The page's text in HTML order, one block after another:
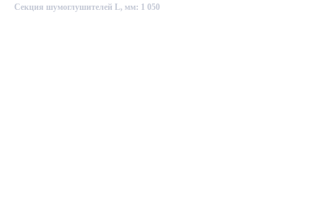
Секция шумоглушителей L, мм: 1 050